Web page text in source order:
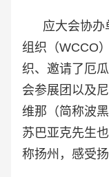
应大会协办
组织（WCCO
织、邀请了厄
会参展团以及
维那（简称波
苏巴亚克先生
称扬州，感受扬